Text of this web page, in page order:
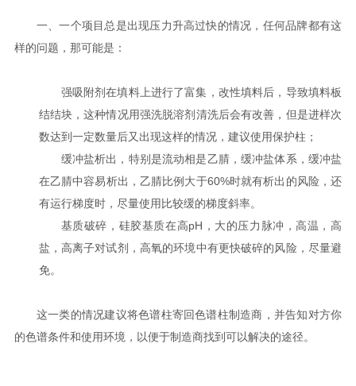
一、一个项目总是出现压力升高过快的情况，任何品牌都有这
样的问题，那可能是：
强吸附剂在填料上进行了富集，改性填料后，导致填料板
结结块，这种情况用强洗脱溶剂清洗后会有改善，但是进样次
数达到一定数量后又出现这样的情况，建议使用保护柱；
缓冲盐析出，特别是流动相是乙腈，缓冲盐体系，缓冲盐
在乙腈中容易析出，乙腈比例大于60%时就有析出的风险，还
有运行梯度时，尽量使用比较缓的梯度斜率。
基质破碎，硅胶基质在高pH，大的压力脉冲，高温，高
盐，高离子对试剂，高氧的环境中有更快破碎的风险，尽量避
免。
这一类的情况建议将色谱柱寄回色谱柱制造商，并告知对方你
的色谱条件和使用环境，以便于制造商找到可以解决的途径。